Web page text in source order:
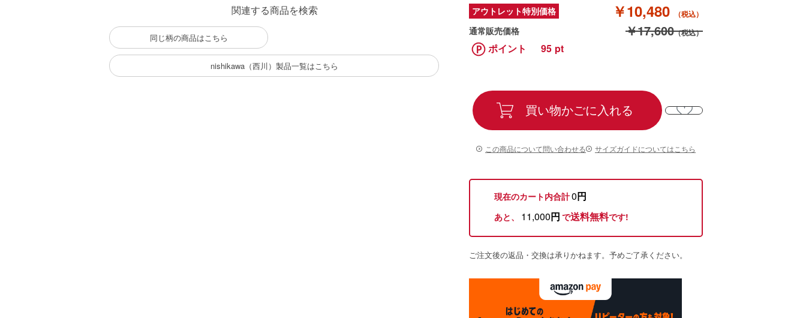
関連する商品を検索
同じ柄の商品はこちら
nishikawa（西川）製品一覧はこちら
アウトレット特別価格 ￥10,480
通常販売価格 ￥17,600
ポイント 95
現在のカート内合計0円
あと、 11,000円 で送料無料です!
買い物かごに入れる
この商品について問い合わせる サイズガイドについてはこちら
ご注文後の返品・交換は承りかねます。予めご了承ください。